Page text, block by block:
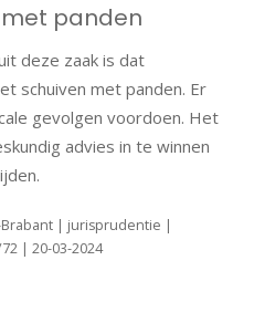
panden
deze zaak is dat
schuiven met panden. Er
gevolgen voordoen. Het
advies in te winnen
Brabant | jurisprudentie |
72 | 20-03-2024